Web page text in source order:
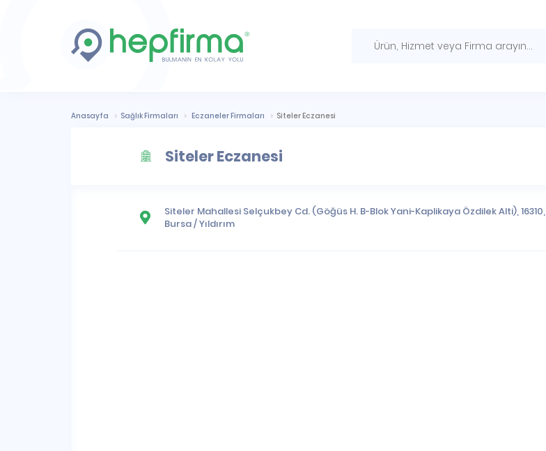
Anasayfa Sağlık Firmaları Eczaneler Firmaları Siteler Eczanesi
Siteler Eczanesi
Siteler MahallesiSelçukbey Cd. (Göğüs H. B-Blok Yani-Kaplikaya Özdilek Alti), 16310,
Bursa/Yıldırım